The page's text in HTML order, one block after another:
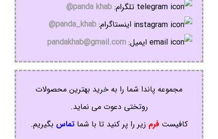
تلگرام: panda khab@
اینستاگرام: panda_khab@
ایمیل: pandakhab@gmail.com
مجموعه پاندا شما را به خرید بهترین محصولات
روتختی دعوت می نماید.
کافیستفرم زیر را پر کنید تا با شماتماس بگیریم.